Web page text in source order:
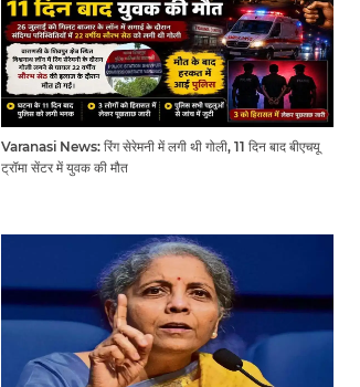
Varanasi News: रिंग सेरेमनी में लगी थी गोली, 11 दिन बाद बीएचयू
ट्रॉमा सेंटर में युवक की मौत